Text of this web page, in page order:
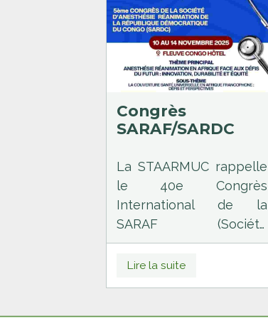
Qu'est-ce que l'errance
diagnostique et
pourquoi la recherche
est-elle vitale ?
Congrès
SARAF/SARDC
La STAARMUC rappelle
le 40e Congrès
International de la
SARAF (Société
d’Anesthésie
Réanimation d’Afrique
Lire la suite